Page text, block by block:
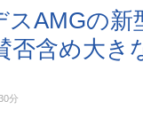
スAMGの
否含め大き
分